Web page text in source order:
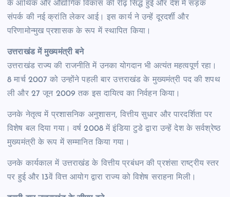
के आर्थिक और औद्योगिक विकास की रीढ़ सिद्ध हुई और देश में सड़क
संपर्क की नई क्रांति लेकर आई। इस कार्य ने उन्हें दूरदर्शी और
परिणामोन्मुख प्रशासक के रूप में स्थापित किया।
उत्तराखंड में मुख्यमंत्री बने
उत्तराखंड राज्य की राजनीति में उनका योगदान भी अत्यंत महत्वपूर्ण रहा।
8 मार्च 2007 को उन्होंने पहली बार उत्तराखंड के मुख्यमंत्री पद की शपथ
ली और 27 जून 2009 तक इस दायित्व का निर्वहन किया।
उनके नेतृत्व में प्रशासनिक अनुशासन, वित्तीय सुधार और पारदर्शिता पर
विशेष बल दिया गया। वर्ष 2008 में इंडिया टुडे द्वारा उन्हें देश के सर्वश्रेष्ठ
मुख्यमंत्री के रूप में सम्मानित किया गया।
उनके कार्यकाल में उत्तराखंड के वित्तीय प्रबंधन की प्रशंसा राष्ट्रीय स्तर
पर हुई और 13वें वित्त आयोग द्वारा राज्य को विशेष सराहना मिली।